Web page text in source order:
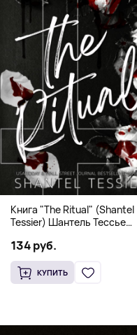
Книга "The Ritual" (Shantel
Tessier) Шантель Тессье
романс бестселлер (18+)
134 руб.
КУПИТЬ